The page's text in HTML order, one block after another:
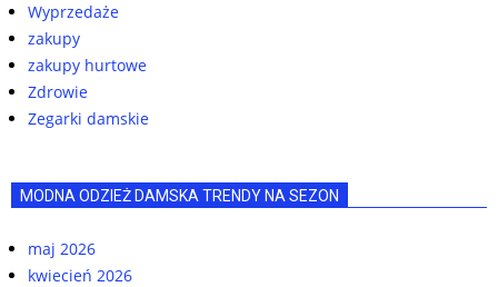
Wyprzedaże
zakupy
zakupy hurtowe
Zdrowie
Zegarki damskie
MODNA ODZIEŻ DAMSKA TRENDY NA SEZON
maj 2026
kwiecień 2026